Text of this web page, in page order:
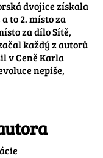
dvojice získala
to 2. místo za
za dílo Sítě,
každý z autorů
v Ceně Karla
nepíše,